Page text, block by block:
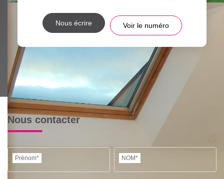
Nous écrire Voir le numéro
Nous contacter
Prénom* NOM*